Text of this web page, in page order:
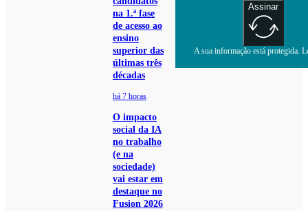
na 1.ª fase
de acesso ao
ensino
superior das
últimas três
décadas
há 7 horas
O impacto
social da IA
no trabalho
(e na
sociedade)
vai estar em
destaque no
Fusion 2026
Assinar
A sua informação está protegida.